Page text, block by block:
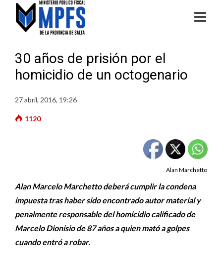
30 años de prisión por el
homicidio de un octogenario
27 abril, 2016, 19:26
1120
Alan Marchetto
Alan Marcelo Marchetto deberá cumplir la condena
impuesta tras haber sido encontrado autor material y
penalmente responsable del homicidio calificado de
Marcelo Dionisio de 87 años a quien mató a golpes
cuando entró a robar.